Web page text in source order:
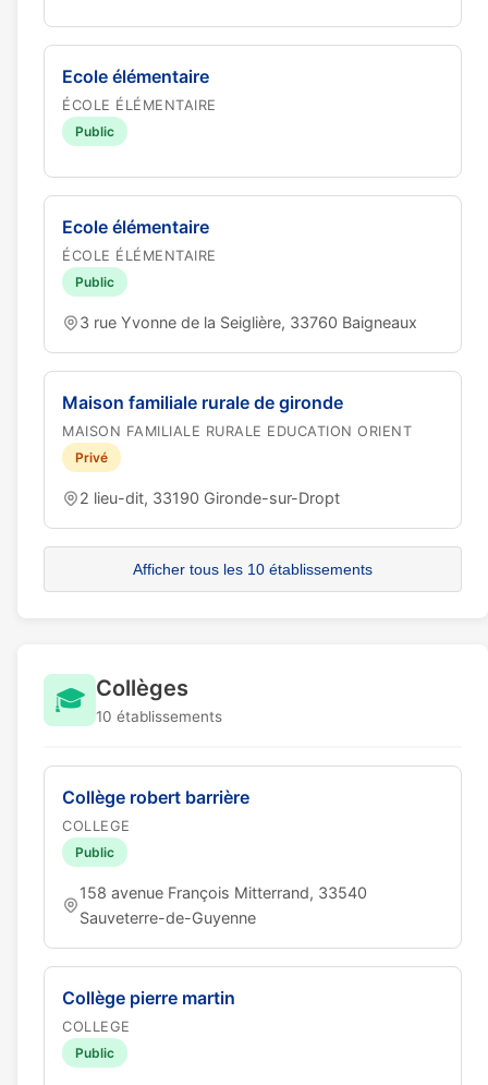
Ecole élémentaire
ÉCOLE ÉLÉMENTAIRE
Public
Ecole élémentaire
ÉCOLE ÉLÉMENTAIRE
Public
3 rue Yvonne de la Seiglière, 33760 Baigneaux
Maison familiale rurale de gironde
MAISON FAMILIALE RURALE EDUCATION ORIENT
Privé
2 lieu-dit, 33190 Gironde-sur-Dropt
Afficher tous les 10 établissements
🎓 Collèges
10 établissements
Collège robert barrière
COLLEGE
Public
158 avenue François Mitterrand, 33540
Sauveterre-de-Guyenne
Collège pierre martin
COLLEGE
Public